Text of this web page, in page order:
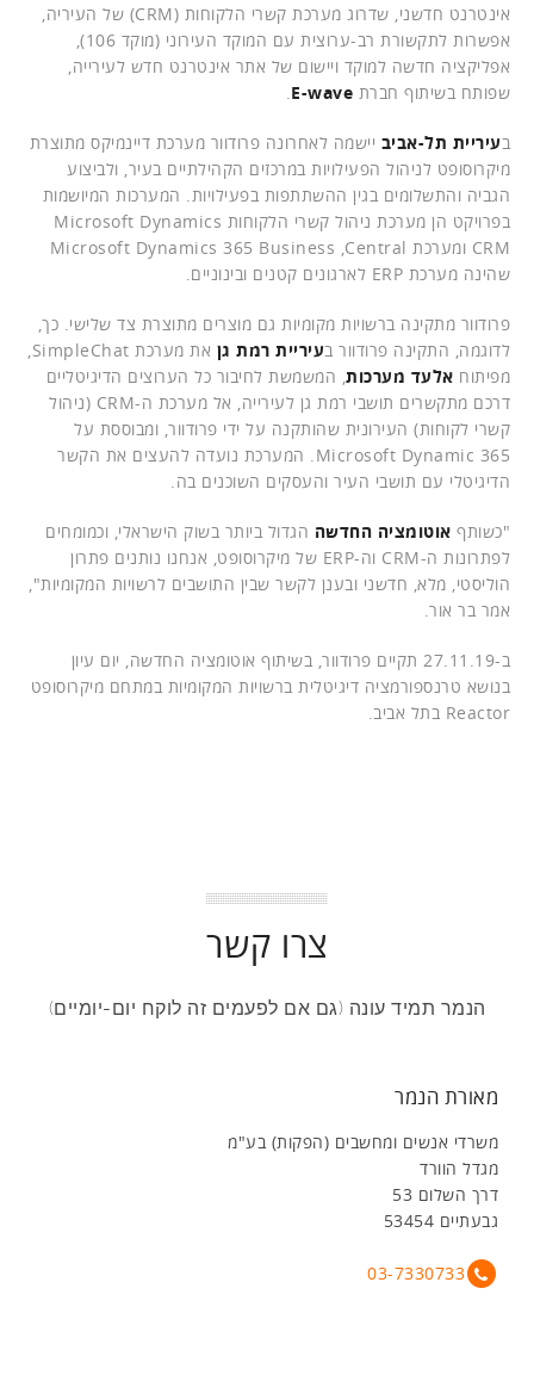
אינטרנט חדשני, שדרוג מערכת קשרי הלקוחות (CRM) של העיריה,
אפשרות לתקשורת רב-ערוצית עם המוקד העירוני (מוקד 106),
אפליקציה חדשה למוקד ויישום של אתר אינטרנט חדש לעירייה,
שפותח בשיתוף חברת E-wave
בעיריית תל-אביב יישמה לאחרונה פרודוור מערכת דיינמיקס מתוצרת
מיקרוסופט לניהול הפעילויות במרכזים הקהילתיים בעיר, ולביצוע
הגביה והתשלומים בגין ההשתתפות בפעילויות. המערכות המיושמות
בפרויקט הן מערכת ניהול קשרי הלקוחות Microsoft Dynamics
CRM ומערכת Microsoft Dynamics 365 Business ,Central
שהינה מערכת ERP לארגונים קטנים ובינוניים.
פרודוור מתקינה ברשויות מקומיות גם מוצרים מתוצרת צד שלישי. כך,
לדוגמה, התקינה פרודוור בעיריית רמת גן
מפיתוח אלעד מערכות , המשמשת לחיבור כל הערוצים הדיגיטליים
דרכם מתקשרים תושבי רמת גן לעירייה, אל מערכת ה-CRM (ניהול
קשרי לקוחות) העירונית שהותקנה על ידי פרודוור, ומבוססת על
Microsoft Dynamic 365. המערכת נועדה להעצים את הקשר
הדיגיטלי עם תושבי העיר והעסקים השוכנים בה.
"כשותף אוטומציה החדשה הגדול ביותר בשוק הישראלי, וכמומחים
לפתרונות ה-CRM וה-ERP של מיקרוסופט, אנחנו נותנים פתרון
הוליסטי, מלא, חדשני ובענן לקשר שבין התושבים לרשויות המקומיות",
אמר בר אור.
ב-27.11.19 תקיים פרודוור, בשיתוף אוטומציה החדשה, יום עיון
בנושא טרנספורמציה דיגיטלית ברשויות המקומיות במתחם מיקרוסופט
Reactor בתל אביב.
צרו קשר
הנמר תמיד עונה (גם אם לפעמים זה לוקח יום-יומיים)
מאורת הנמר
משרדי אנשים ומחשבים (הפקות) בע"מ
מגדל הוורד
דרך השלום 53
גבעתיים 53454
03-7330733